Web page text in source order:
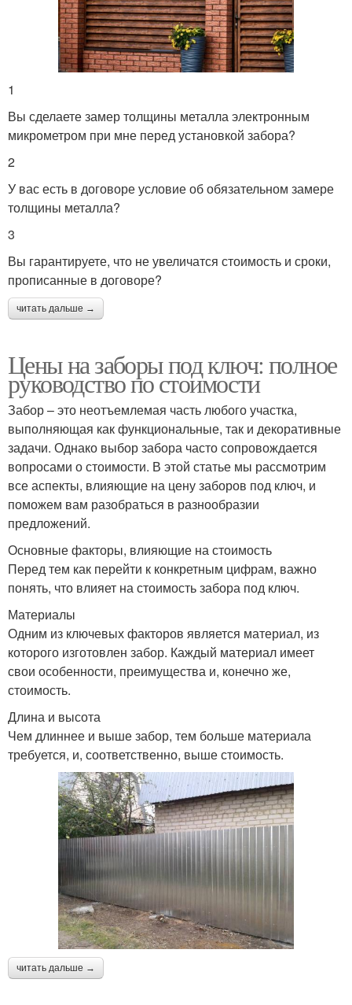
1
Вы сделаете замер толщины металла электронным
микрометром при мне перед установкой забора?
2
У вас есть в договоре условие об обязательном замере
толщины металла?
3
Вы гарантируете, что не увеличатся стоимость и сроки,
прописанные в договоре?
читать дальше →
Цены на заборы под ключ: полное
руководство по стоимости
Забор – это неотъемлемая часть любого участка,
выполняющая как функциональные, так и декоративные
задачи. Однако выбор забора часто сопровождается
вопросами о стоимости. В этой статье мы рассмотрим
все аспекты, влияющие на цену заборов под ключ, и
поможем вам разобраться в разнообразии
предложений.
Основные факторы, влияющие на стоимость
Перед тем как перейти к конкретным цифрам, важно
понять, что влияет на стоимость забора под ключ.
Материалы
Одним из ключевых факторов является материал, из
которого изготовлен забор. Каждый материал имеет
свои особенности, преимущества и, конечно же,
стоимость.
Длина и высота
Чем длиннее и выше забор, тем больше материала
требуется, и, соответственно, выше стоимость.
читать дальше →